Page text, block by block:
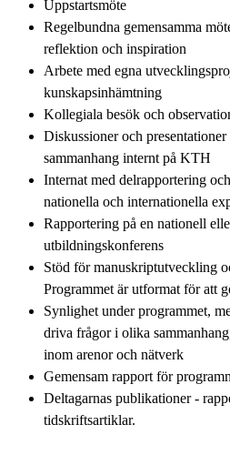
Uppstartsmöte
Regelbundna gemensamma
reflektion och inspiration
Arbete med egna
kunskapsinhämtning
Kollegiala besök och
Diskussioner och
sammanhang internt på KTH
Internat med delrapportering
nationella och internationella
Rapportering på en nationell
utbildningskonferens
Stöd för manuskriptutveckling
Programmet är utformat för att
Synlighet under programmet,
driva frågor i olika
inom arenor och nätverk
Gemensam rapport för
Deltagarnas publikationer -
tidskriftsartiklar.